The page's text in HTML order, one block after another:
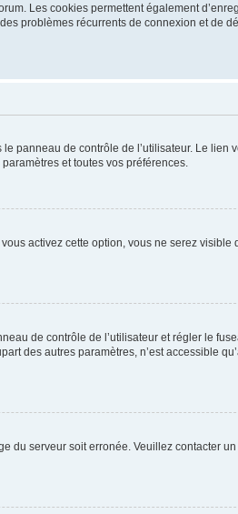
Les cookies permettent également
problèmes récurrents de connexion et de
panneau de contrôle de l’utilisateur. Le lien
et toutes vos préférences.
activez cette option, vous ne serez visible
de contrôle de l’utilisateur et régler le
des autres paramètres, n’est accessible
du serveur soit erronée. Veuillez contacter